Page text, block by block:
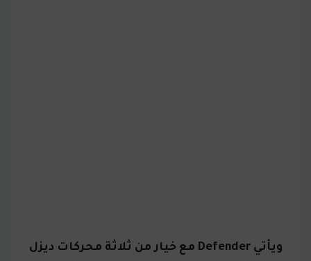
ويأتي Defender مع خيار من ثلاثة محركات ديزل